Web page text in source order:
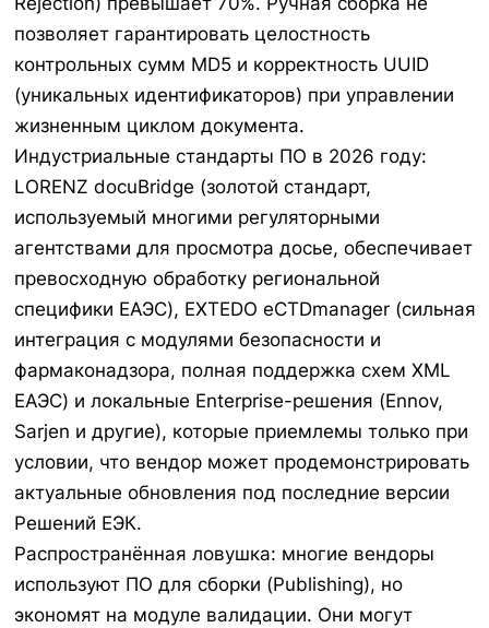
позволяет гарантировать целостность
контрольных сумм MD5 и корректность UUID
(уникальных идентификаторов) при управлении
жизненным циклом документа.
Индустриальные стандарты ПО в 2026 году:
LORENZ docuBridge (золотой стандарт,
используемый многими регуляторными
агентствами для просмотра досье, обеспечивает
превосходную обработку региональной
специфики ЕАЭС), EXTEDO eCTDmanager (сильная
интеграция с модулями безопасности и
фармаконадзора, полная поддержка схем XML
ЕАЭС) и локальные Enterprise-решения (Ennov,
Sarjen и другие), которые приемлемы только при
условии, что вендор может продемонстрировать
актуальные обновления под последние версии
Решений ЕЭК.
Распространённая ловушка: многие вендоры
используют ПО для сборки (Publishing), но
экономят на модуле валидации. Они могут